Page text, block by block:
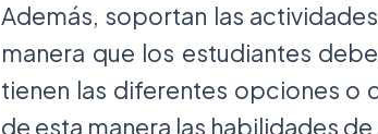
Además, soportan las
manera que los estudiantes
tienen las diferentes opciones o
de esta manera las habilidades